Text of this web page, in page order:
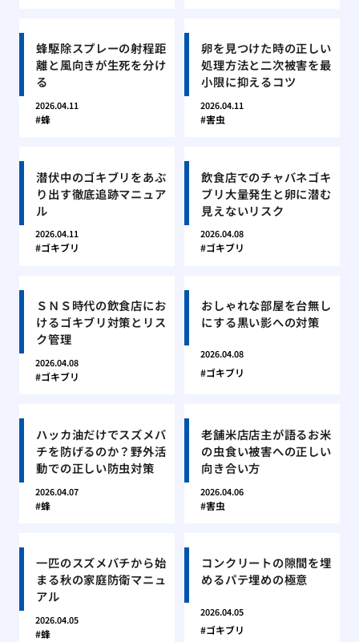
蜂駆除スプレーの射程距
離と風向きが生死を分け
る
2026.04.11
蜂
卵を見つけた時の正しい
処理方法と二次被害を最
小限に抑えるコツ
2026.04.11
害虫
潜伏中のゴキブリをあぶ
り出す徹底追跡マニュア
ル
2026.04.11
ゴキブリ
飲食店でのチャバネゴキ
ブリ大量発生と卵に潜む
見えないリスク
2026.04.08
ゴキブリ
ＳＮＳ時代の飲食店にお
けるゴキブリ対策とリス
ク管理
2026.04.08
ゴキブリ
おしゃれな部屋を台無し
にする黒い影への対策
2026.04.08
ゴキブリ
ハッカ油だけでスズメバ
チを防げるのか？野外活
動での正しい防虫対策
2026.04.07
蜂
老舗米店店主が語るお米
の虫食い被害への正しい
向き合い方
2026.04.06
害虫
一匹のスズメバチから始
まる秋の家庭防衛マニュ
アル
2026.04.05
蜂
コンクリートの隙間を埋
めるパテ埋めの極意
2026.04.05
ゴキブリ